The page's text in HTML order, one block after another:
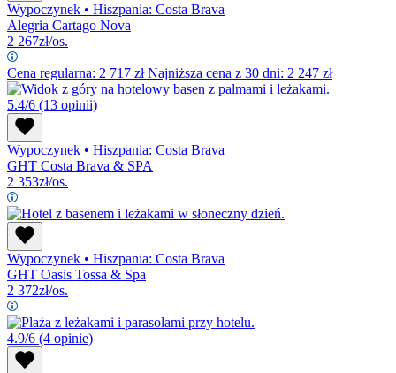
Wypoczynek • Hiszpania: Costa Brava
Alegria Cartago Nova
2 267zł/os.
Cena regularna: 2 717 złNajniższa cena z 30 dni: 2 247 zł
5.4/6 (13 opinii)
Wypoczynek • Hiszpania: Costa Brava
GHT Costa Brava & SPA
2 353zł/os.
Wypoczynek • Hiszpania: Costa Brava
GHT Oasis Tossa & Spa
2 372zł/os.
4.9/6 (4 opinie)